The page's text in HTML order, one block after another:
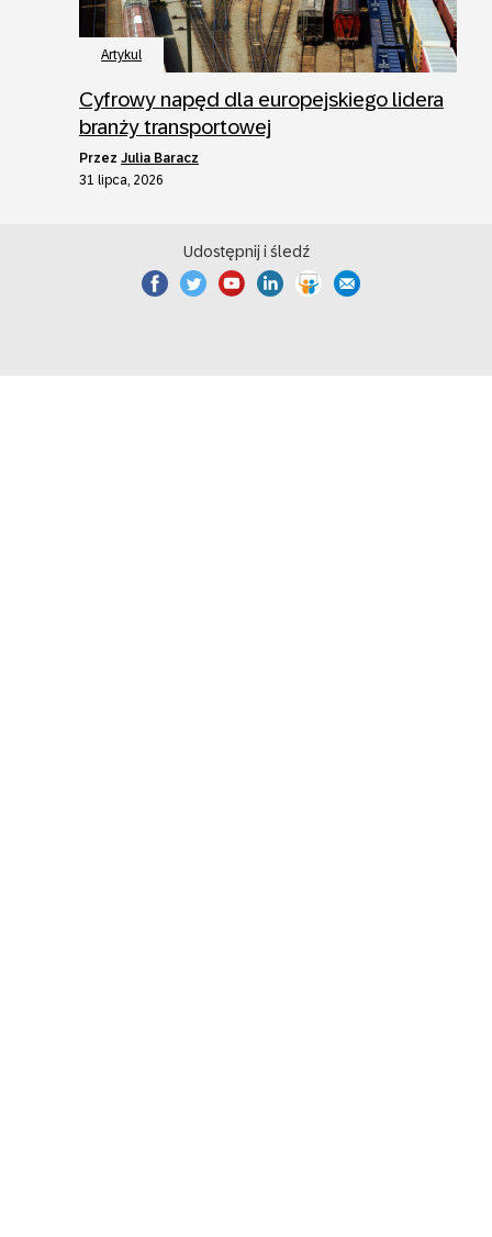
Artykul
Cyfrowy napęd dla europejskiego lidera
branży transportowej
przez Julia Baracz
31 lipca, 2026
Udostępnij i śledź